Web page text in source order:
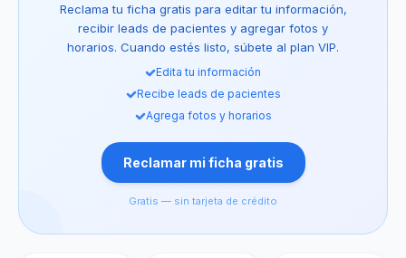
Reclama tu ficha gratis para editar tu información,
recibir leads de pacientes y agregar fotos y
horarios. Cuando estés listo, súbete al plan VIP.
Edita tu información
Recibe leads de pacientes
Agrega fotos y horarios
Reclamar mi ficha gratis
Gratis — sin tarjeta de crédito